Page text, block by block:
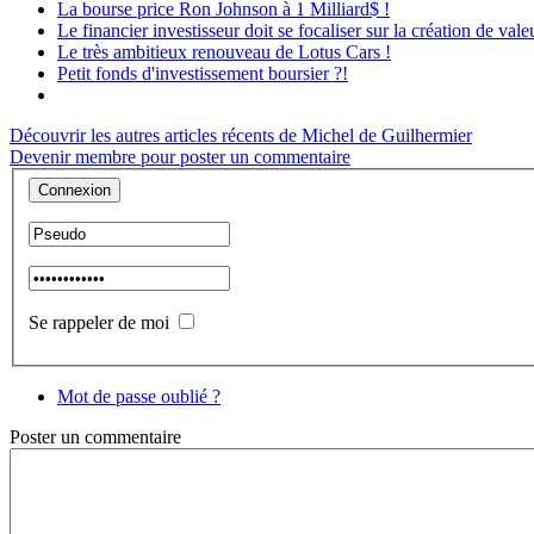
La bourse price Ron Johnson à 1 Milliard$ !
Le financier investisseur doit se focaliser sur la création de
Le très ambitieux renouveau de Lotus Cars !
Petit fonds d'investissement boursier ?!
Découvrir les autres articles récents de Michel de Guilhermier
Devenir membre pour poster un commentaire
Se rappeler de moi
Mot de passe oublié ?
Posterun commentaire